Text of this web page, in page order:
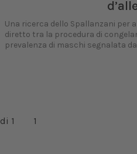
Una ricerca dello Spallanzani per
diretto tra la procedura di
prevalenza di maschi segnalata
di 1 1